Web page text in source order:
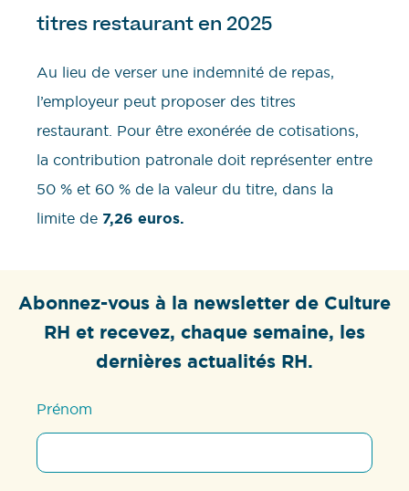
titres restaurant en 2025
Au lieu de verser une indemnité de repas,
l’employeur peut proposer des titres
restaurant. Pour être exonérée de cotisations,
la contribution patronale doit représenter entre
50 % et 60 % de la valeur du titre, dans la
limite de 7,26 euros.
Abonnez-vous à la newsletter de Culture
RH et recevez, chaque semaine, les
dernières actualités RH.
Prénom